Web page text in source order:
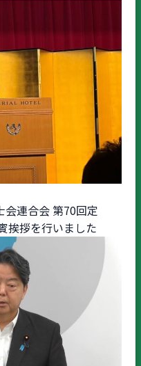
会連合会 第70回定
挨拶を行いました